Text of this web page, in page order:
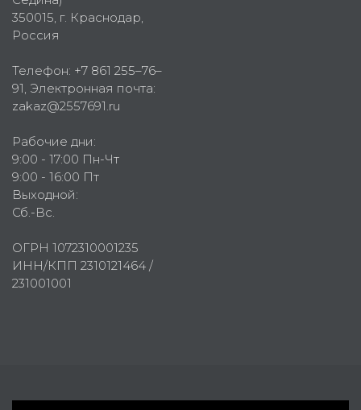
350015 , г. Краснодар,
Россия
Телефон: +7 861 255–76–
91 , Электронная почта:
zakaz@2557691.ru
Рабочие дни:
9:00 - 17:00 Пн-Чт
9:00 - 16:00 Пт
Выходной:
Сб.-Вс.
ОГРН 1072310001235
ИНН/КПП 2310121464 /
231001001